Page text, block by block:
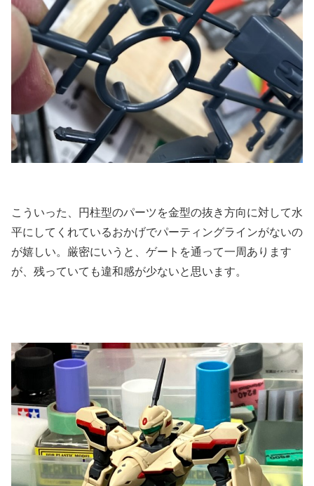
こういった、円柱型のパーツを金型の抜き方向に対して水
平にしてくれているおかげでパーティングラインがないの
が嬉しい。厳密にいうと、ゲートを通って一周あります
が、残っていても違和感が少ないと思います。